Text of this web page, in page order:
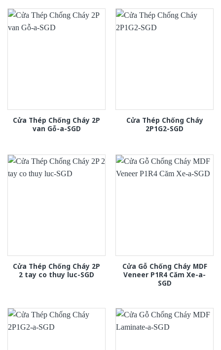
Cửa Thép Chống Cháy 2P
van Gỗ-a-SGD
Cửa Thép Chống Cháy
2P1G2-SGD
Cửa Thép Chống Cháy 2P
2 tay co thuy luc-SGD
Cửa Gỗ Chống Cháy MDF
Veneer P1R4 Căm Xe-a-
SGD